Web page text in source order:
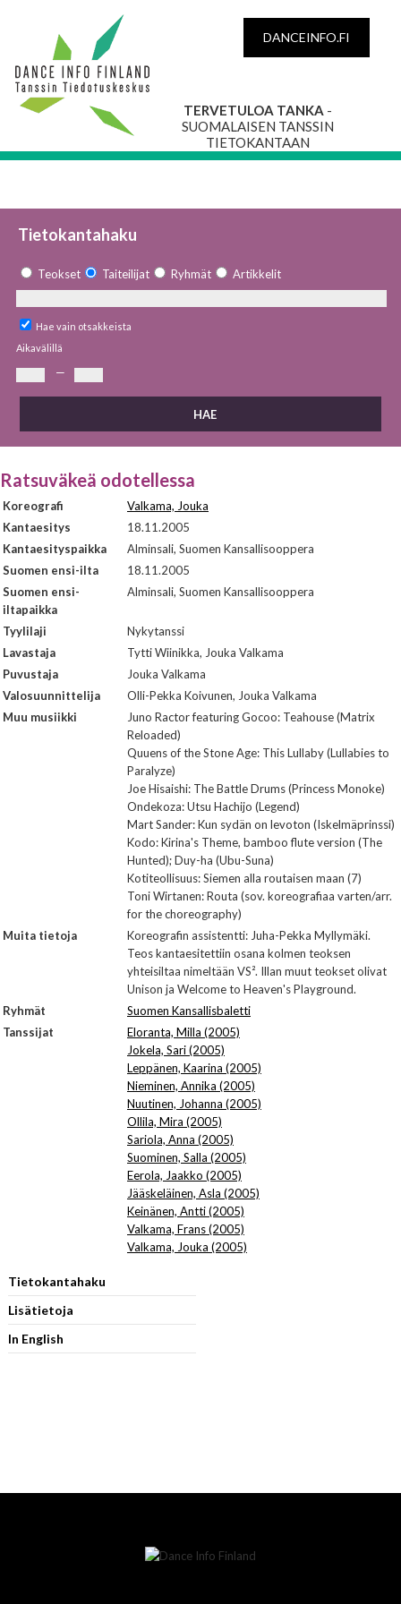
DANCEINFO.FI
TERVETULOA TANKA -
SUOMALAISEN TANSSIN
TIETOKANTAAN
Tietokantahaku
Teokset Taiteilijat Ryhmät Artikkelit
Hae vain otsakkeista
Aikavälillä
—
Ratsuväkeä odotellessa
Koreografi
Valkama, Jouka
Kantaesitys
18.11.2005
Kantaesityspaikka
Alminsali, Suomen Kansallisooppera
Suomen ensi-ilta
18.11.2005
Suomen ensi-
iltapaikka
Alminsali, Suomen Kansallisooppera
Tyylilaji
Nykytanssi
Lavastaja
Tytti Wiinikka, Jouka Valkama
Puvustaja
Jouka Valkama
Valosuunnittelija
Olli-Pekka Koivunen, Jouka Valkama
Muu musiikki
Juno Ractor featuring Gocoo: Teahouse (Matrix
Reloaded)
Quuens of the Stone Age: This Lullaby (Lullabies to
Paralyze)
Joe Hisaishi: The Battle Drums (Princess Monoke)
Ondekoza: Utsu Hachijo (Legend)
Mart Sander: Kun sydän on levoton (Iskelmäprinssi)
Kodo: Kirina's Theme, bamboo flute version (The
Hunted); Duy-ha (Ubu-Suna)
Kotiteollisuus: Siemen alla routaisen maan (7)
Toni Wirtanen: Routa (sov. koreografiaa varten/arr.
for the choreography)
Muita tietoja
Koreografin assistentti: Juha-Pekka Myllymäki.
Teos kantaesitettiin osana kolmen teoksen
yhteisiltaa nimeltään VS². Illan muut teokset olivat
Unison ja Welcome to Heaven's Playground.
Ryhmät
Suomen Kansallisbaletti
Tanssijat
Eloranta, Milla (2005)
Jokela, Sari (2005)
Leppänen, Kaarina (2005)
Nieminen, Annika (2005)
Nuutinen, Johanna (2005)
Ollila, Mira (2005)
Sariola, Anna (2005)
Suominen, Salla (2005)
Eerola, Jaakko (2005)
Jääskeläinen, Asla (2005)
Keinänen, Antti (2005)
Valkama, Frans (2005)
Valkama, Jouka (2005)
Tietokantahaku
Lisätietoja
In English